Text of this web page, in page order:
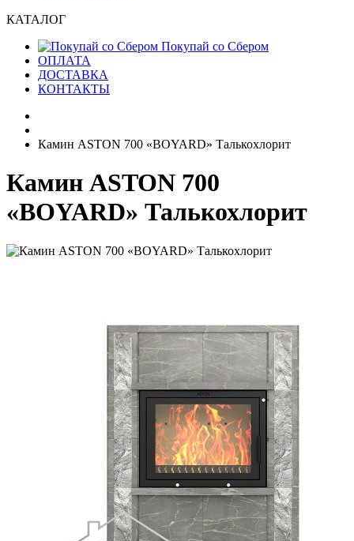
КАТАЛОГ
Покупай со Сбером
ОПЛАТА
ДОСТАВКА
КОНТАКТЫ
Камин ASTON 700 «BOYARD» Талькохлорит
Камин ASTON 700
«BOYARD» Талькохлорит